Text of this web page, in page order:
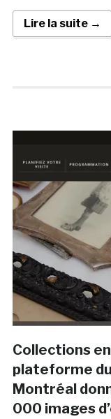
Lire la suite →
Collections
plateforme
Montréal
000 images